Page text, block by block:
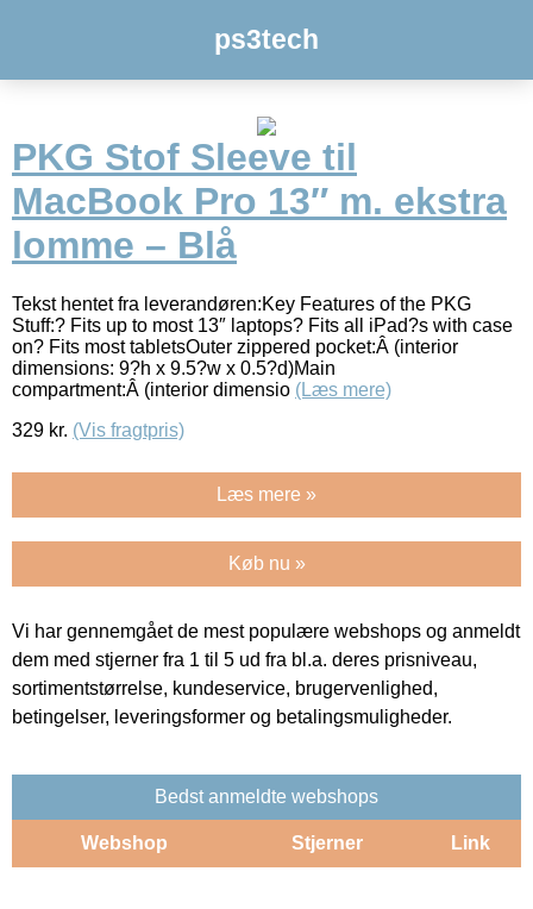
ps3tech
PKG Stof Sleeve til
MacBook Pro 13″ m. ekstra
lomme – Blå
Tekst hentet fra leverandøren:Key Features of the PKG
Stuff:? Fits up to most 13″ laptops? Fits all iPad?s with case
on? Fits most tabletsOuter zippered pocket:Â (interior
dimensions: 9?h x 9.5?w x 0.5?d)Main
compartment:Â (interior dimensio (Læs mere)
329 kr. (Vis fragtpris)
Læs mere »
Køb nu »
Vi har gennemgået de mest populære webshops og anmeldt
dem med stjerner fra 1 til 5 ud fra bl.a. deres prisniveau,
sortimentstørrelse, kundeservice, brugervenlighed,
betingelser, leveringsformer og betalingsmuligheder.
Bedst anmeldte webshops
Webshop Stjerner Link